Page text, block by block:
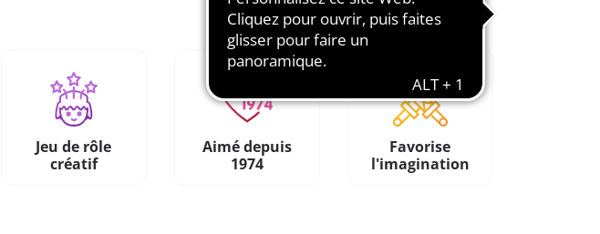
Jeu de rôle
créatif
Aimé depuis
1974
Favorise
l'imagination